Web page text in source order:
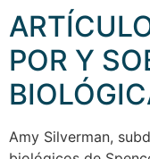
POR Y
Amy Silverman,